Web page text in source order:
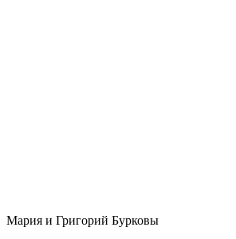
Мария и Григорий Бурковы